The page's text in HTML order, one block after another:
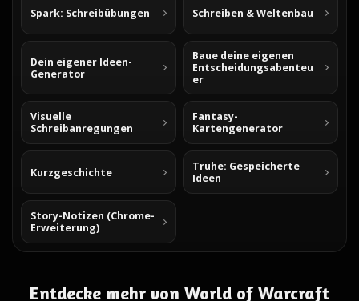
Spark: Schreibübungen Schreiben & Weltenbau
Dein eigener Ideen-
Generator
Baue deine eigenen
Entscheidungsabenteu
er
Visuelle
Schreibanregungen
Fantasy-
Kartengenerator
Kurzgeschichte
Truhe: Gespeicherte
Ideen
Story-Notizen (Chrome-
Erweiterung)
Entdecke mehr von World of Warcraft